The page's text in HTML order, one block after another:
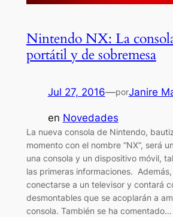
Nintendo NX: La
portátil y de sobremesa
Jul 27, 2016—porJanire
en Novedades
La nueva consola de Nintendo,
momento con el nombre “NX“, será
una consola y un dispositivo móvil,
las primeras informaciones.
conectarse a un televisor y contará
desmontables que se acoplarán a
consola. También se ha comentado…